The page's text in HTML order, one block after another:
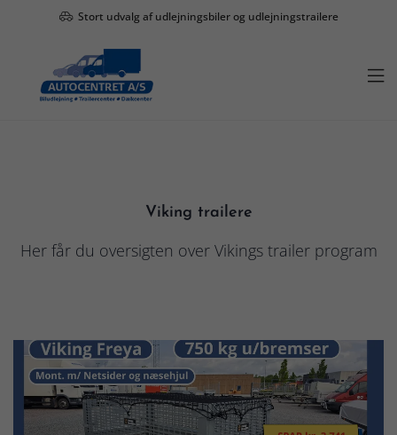
Stort udvalg af udlejningsbiler og udlejningstrailere

Viking trailere
Her får du oversigten over Vikings trailer program